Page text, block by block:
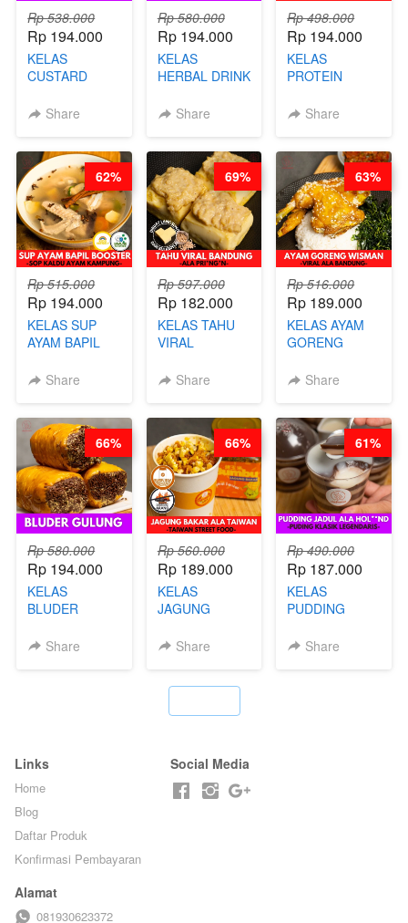
Rp 538.000
Rp 194.000
KELAS
CUSTARD
STEAM BUN
CHEF DITA
Share
Rp 580.000
Rp 194.000
KELAS
HERBAL DRINK
RADANG &
BARISTA
ARISUDANA
Share
Rp 498.000
Rp 194.000
KELAS
PROTEIN
CHIPS -
RENDAH
KALORI
GLUTEN FREE
BY CHEF DITA
Share
Rp 515.000
Rp 194.000
KELAS SUP
AYAM BAPIL
SOP KALDU
CHEF
STEPHANIE
Share
62%
Rp 597.000
Rp 182.000
KELAS TAHU
VIRAL
ALA PRI*NG*N
Share
69%
Rp 516.000
Rp 189.000
KELAS AYAM
GORENG
VIRAL ALA
STEPHANIE
Share
63%
Rp 580.000
Rp 194.000
KELAS
BLUDER
CHEF DITA
Share
66%
Rp 560.000
Rp 189.000
KELAS
JAGUNG
TAIWAN -
FOOD- BY
CHEF
Share
66%
Rp 490.000
Rp 187.000
KELAS
PUDDING
HOL**ND -
Share
61%
Links
Home
Blog
Daftar Produk
Konfirmasi Pembayaran
Social Media
Alamat
081930623372